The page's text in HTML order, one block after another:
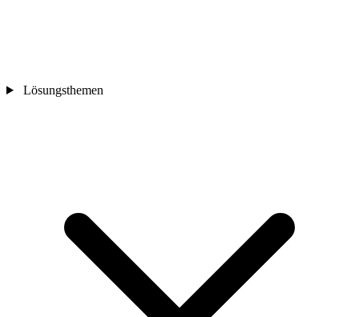
Lösungsthemen